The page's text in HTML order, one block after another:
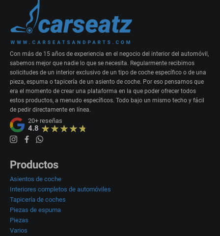
Con más de 15 años de experiencia en el negocio del interior del automóvil,
sabemos mejor que nadie lo que se necesita. Regularmente recibimos
solicitudes de un interior exclusivo de un tipo de coche específico o de una
pieza, espuma o tapicería de un asiento de coche. Por eso pensamos que
era el momento de crear una plataforma en la que poder ofrecer todos
estos productos, a menudo específicos. Todo bajo un mismo techo y fácil
de pedir directamente en línea.
20+ reseñas
4.8
Productos
Asientos de coche
Interiores completos de automóviles
Tapicería de coches
Piezas de espuma
Piezas
Varios